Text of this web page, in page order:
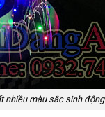
nhiều màu sắc sinh động